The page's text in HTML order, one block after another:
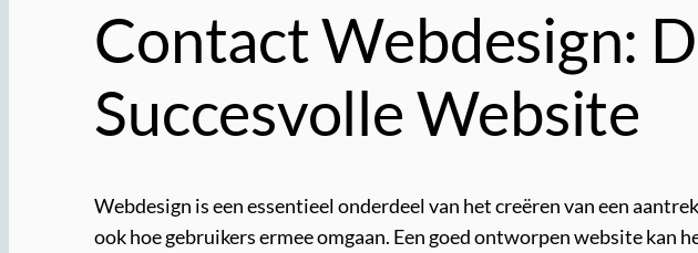
Contact Webdesign:
Succesvolle Website
Webdesign is een essentieel onderdeel van het creëren van een
ook hoe gebruikers ermee omgaan. Een goed ontworpen website kan